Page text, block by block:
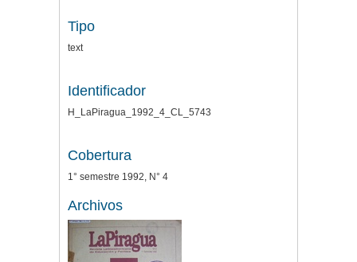
Tipo
text
Identificador
H_LaPiragua_1992_4_CL_5743
Cobertura
1° semestre 1992, N° 4
Archivos